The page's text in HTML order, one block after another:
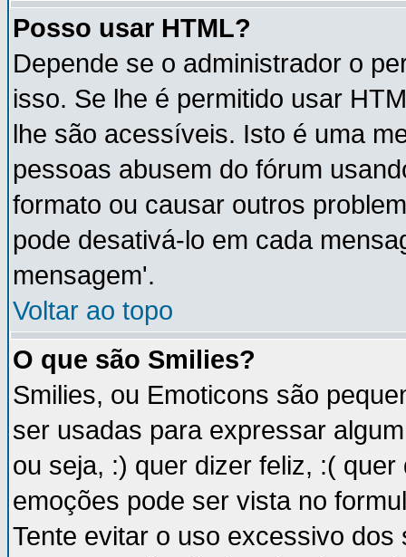
Posso usar HTML?
Depende se o administrador o
isso. Se lhe é permitido usar
lhe são acessíveis. Isto é uma
pessoas abusem do fórum
formato ou causar outros
pode desativá-lo em cada
mensagem'.
Voltar ao topo
O que são Smilies?
Smilies, ou Emoticons são
ser usadas para expressar
ou seja, :) quer dizer feliz, :(
emoções pode ser vista no
Tente evitar o uso excessivo